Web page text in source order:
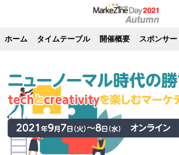
ホーム タイムテーブル 開催概要 スポンサー